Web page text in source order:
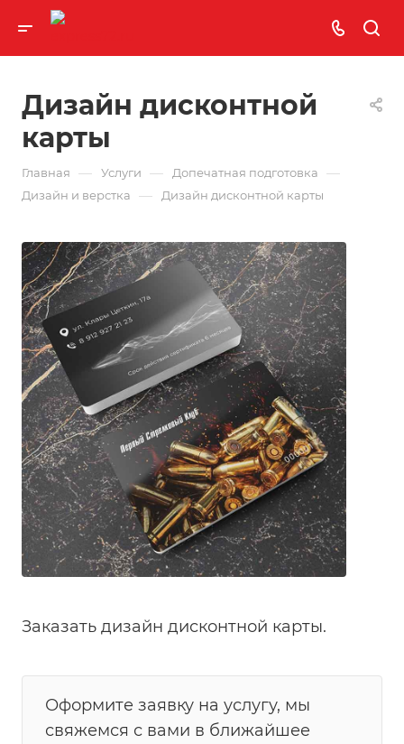
Дизайн дисконтной
карты
Главная — Услуги — Допечатная подготовка —
Дизайн и верстка — Дизайн дисконтной карты
Заказать дизайн дисконтной карты.
Оформите заявку на услугу, мы
свяжемся с вами в ближайшее